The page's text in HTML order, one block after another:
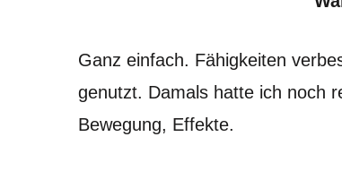
Ganz einfach. Fähigkeiten
genutzt. Damals hatte ich noch
Bewegung, Effekte.